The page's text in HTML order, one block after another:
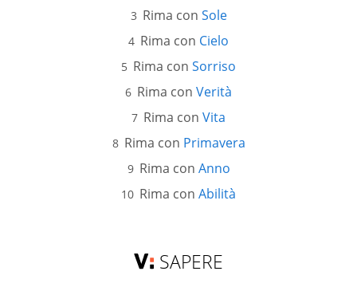
Rima con Sole
Rima con Cielo
Rima con Sorriso
Rima con Verità
Rima con Vita
Rima con Primavera
Rima con Anno
Rima con Abilità
SAPERE